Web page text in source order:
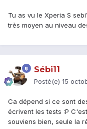
Tu as vu le Xperia S
très moyen au niveau
Sébi11
Posté(e) 15
Ca dépend si ce sont
écrivent les tests :P
souviens bien, seule la